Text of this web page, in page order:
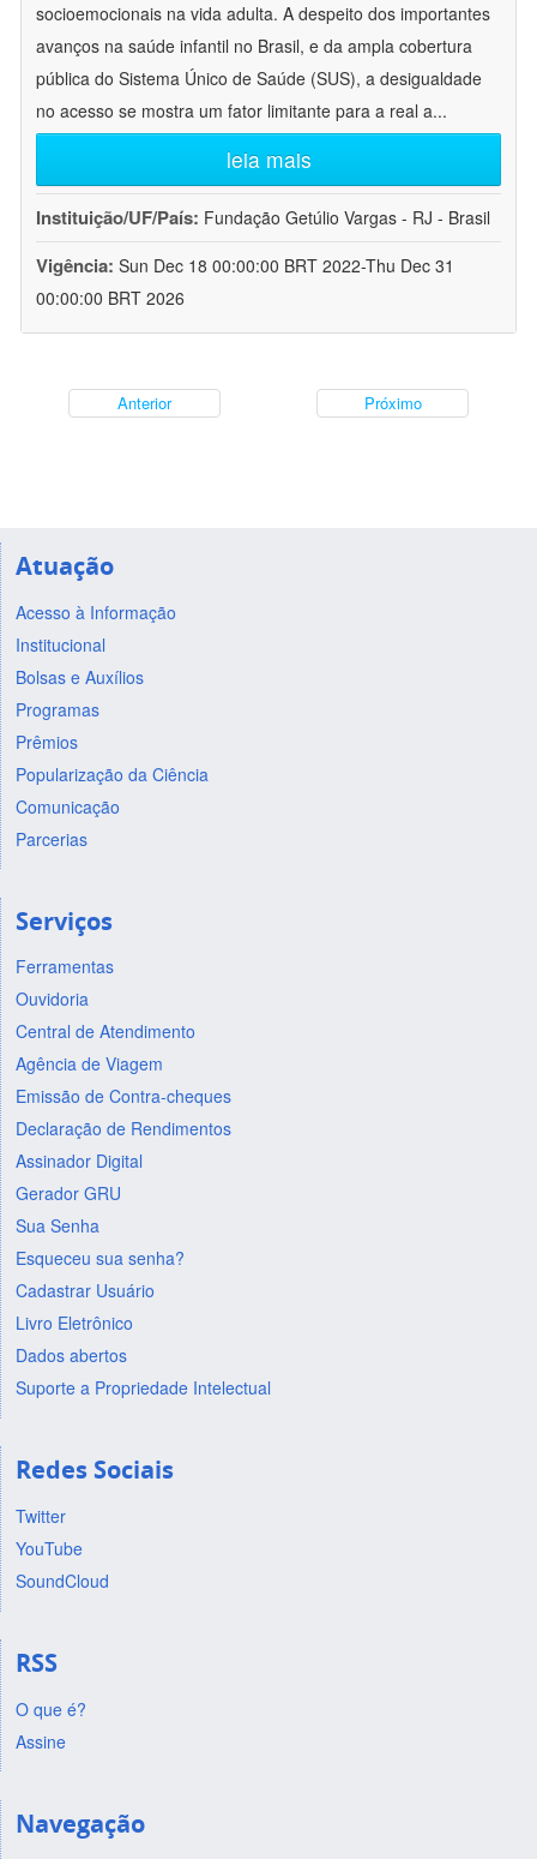
socioemocionais na vida adulta. A despeito dos importantes
avanços na saúde infantil no Brasil, e da ampla cobertura
pública do Sistema Único de Saúde (SUS), a desigualdade
no acesso se mostra um fator limitante para a real a...
leia mais
Instituição/UF/País: Fundação Getúlio Vargas - RJ - Brasil
Vigência: Sun Dec 18 00:00:00 BRT 2022-Thu Dec 31
00:00:00 BRT 2026
Anterior Próximo
Atuação
Acesso à Informação
Institucional
Bolsas e Auxílios
Programas
Prêmios
Popularização da Ciência
Comunicação
Parcerias
Serviços
Ferramentas
Ouvidoria
Central de Atendimento
Agência de Viagem
Emissão de Contra-cheques
Declaração de Rendimentos
Assinador Digital
Gerador GRU
Sua Senha
Esqueceu sua senha?
Cadastrar Usuário
Livro Eletrônico
Dados abertos
Suporte a Propriedade Intelectual
Redes Sociais
Twitter
YouTube
SoundCloud
RSS
O que é?
Assine
Navegação